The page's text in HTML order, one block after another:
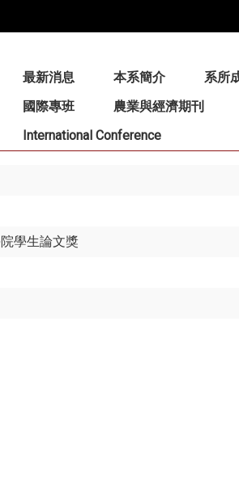
最新消息 本系簡介 系所
國際專班
農業與經濟期刊
International Conference
學生論文獎